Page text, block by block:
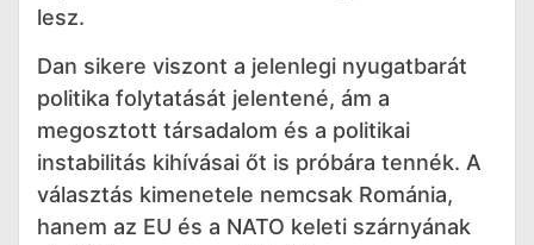
lesz.
Dan sikere viszont a jelenlegi nyugatbarát
politika folytatását jelentené, ám a
megosztott társadalom és a politikai
instabilitás kihívásai őt is próbára tennék. A
választás kimenetele nemcsak Románia,
hanem az EU és a NATO keleti szárnyának